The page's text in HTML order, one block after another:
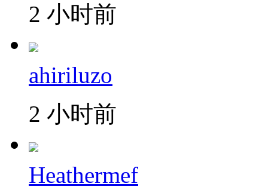
2 小时前
ahiriluzo
2 小时前
Heathermef